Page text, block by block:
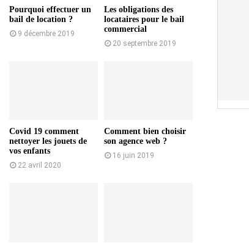
Pourquoi effectuer un
bail de location ?
9 décembre 2019
Les obligations des
locataires pour le bail
commercial
20 septembre 2019
Covid 19 comment
nettoyer les jouets de
vos enfants
22 avril 2020
Comment bien choisir
son agence web ?
16 juin 2019